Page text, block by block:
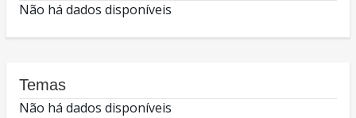
Não há dados disponíveis
Temas
Não há dados disponíveis